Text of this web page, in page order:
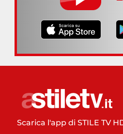
Scarica l'app di STILE TV